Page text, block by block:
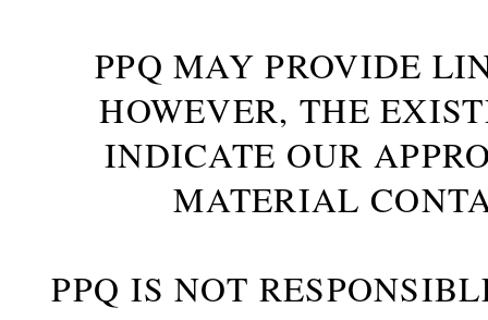
PPQ MAY PROVIDE
HOWEVER, THE
INDICATE OUR
MATERIAL
PPQ IS NOT